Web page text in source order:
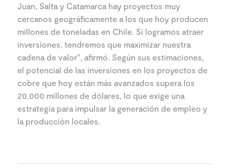
Juan, Salta y Catamarca hay proyectos muy
cercanos geográficamente a los que hoy producen
millones de toneladas en Chile. Si logramos atraer
inversiones, tendremos que maximizar nuestra
cadena de valor", afirmó. Según sus estimaciones,
el potencial de las inversiones en los proyectos de
cobre que hoy están más avanzados supera los
20.000 millones de dólares, lo que exige una
estrategia para impulsar la generación de empleo y
la producción locales.